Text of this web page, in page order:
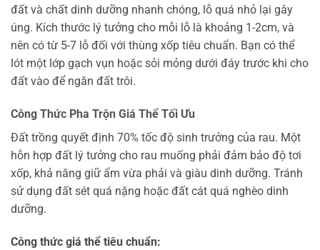
đất và chất dinh dưỡng nhanh chóng, lỗ quá nhỏ lại gây
úng. Kích thước lý tưởng cho mỗi lỗ là khoảng 1-2cm, và
nên có từ 5-7 lỗ đối với thùng xốp tiêu chuẩn. Bạn có thể
lót một lớp gạch vụn hoặc sỏi mỏng dưới đáy trước khi cho
đất vào để ngăn đất trôi.
Công Thức Pha Trộn Giá Thể Tối Ưu
Đất trồng quyết định 70% tốc độ sinh trưởng của rau. Một
hỗn hợp đất lý tưởng cho rau muống phải đảm bảo độ tơi
xốp, khả năng giữ ẩm vừa phải và giàu dinh dưỡng. Tránh
sử dụng đất sét quá nặng hoặc đất cát quá nghèo dinh
dưỡng.
Công thức giá thể tiêu chuẩn: